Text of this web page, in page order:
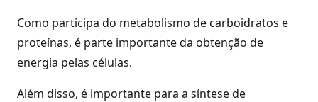
Como participa do metabolismo de carboidratos e
proteínas, é parte importante da obtenção de
energia pelas células.
Além disso, é importante para a síntese de